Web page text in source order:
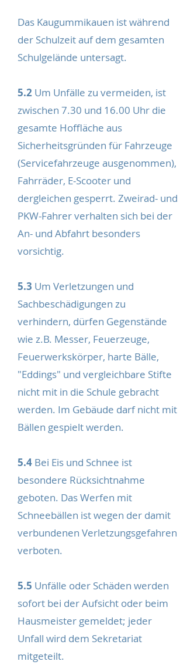
Das Kaugummikauen ist während
der Schulzeit auf dem gesamten
Schulgelände untersagt.
5.2 Um Unfälle zu vermeiden, ist
zwischen 7.30 und 16.00 Uhr die
gesamte Hoffläche aus
Sicherheitsgründen für Fahrzeuge
(Servicefahrzeuge ausgenommen),
Fahrräder, E-Scooter und
dergleichen gesperrt. Zweirad- und
PKW-Fahrer verhalten sich bei der
An- und Abfahrt besonders
vorsichtig.
5.3 Um Verletzungen und
Sachbeschädigungen zu
verhindern, dürfen Gegenstände
wie z.B. Messer, Feuerzeuge,
Feuerwerkskörper, harte Bälle,
"Eddings" und vergleichbare Stifte
nicht mit in die Schule gebracht
werden. Im Gebäude darf nicht mit
Bällen gespielt werden.
5.4 Bei Eis und Schnee ist
besondere Rücksichtnahme
geboten. Das Werfen mit
Schneebällen ist wegen der damit
verbundenen Verletzungsgefahren
verboten.
5.5 Unfälle oder Schäden werden
sofort bei der Aufsicht oder beim
Hausmeister gemeldet; jeder
Unfall wird dem Sekretariat
mitgeteilt.